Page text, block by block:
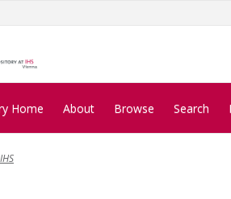
Home About Browse Search